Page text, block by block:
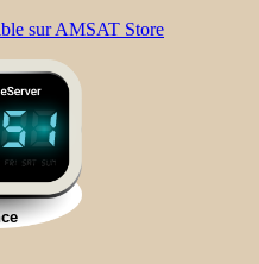
sur AMSAT Store